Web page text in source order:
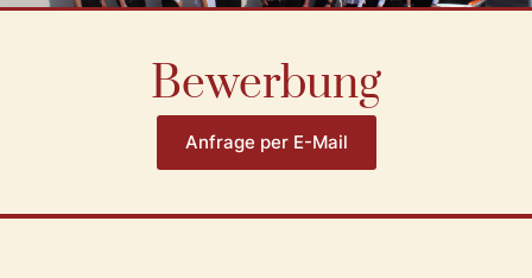
Bewerbung
Anfrage per E-Mail